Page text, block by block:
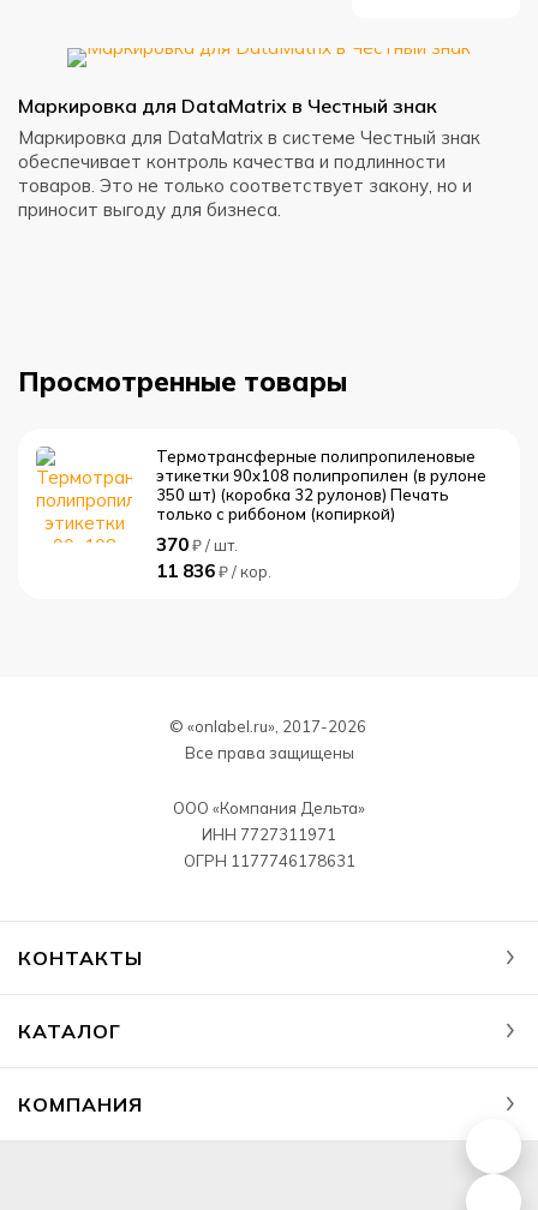
Маркировка для DataMatrix в Честный знак
Маркировка для DataMatrix в системе Честный знак
обеспечивает контроль качества и подлинности
товаров. Это не только соответствует закону, но и
приносит выгоду для бизнеса.
Просмотренные товары
Термотрансферные полипропиленовые
этикетки 90x108 полипропилен (в рулоне
350 шт) (коробка 32 рулонов) Печать
только с риббоном (копиркой)
370₽ / шт.
11 836₽ / кор.
© «onlabel.ru», 2017-2026
Все права защищены
ООО «Компания Дельта»
ИНН 7727311971
ОГРН 1177746178631
КОНТАКТЫ
КАТАЛОГ
КОМПАНИЯ